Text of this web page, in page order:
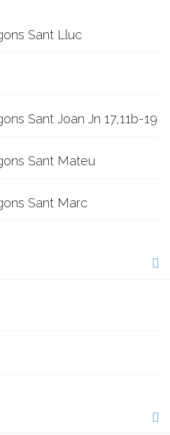
Sant Lluc
Sant Joan Jn 17,11b-19
Sant Mateu
Sant Marc